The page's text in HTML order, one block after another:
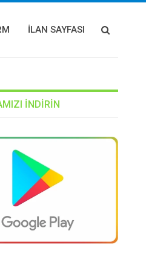
İLAN SAYFASI
INDIRIN